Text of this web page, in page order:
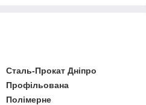
Сталь-Прокат Дніпро
Профільована
Полімерне